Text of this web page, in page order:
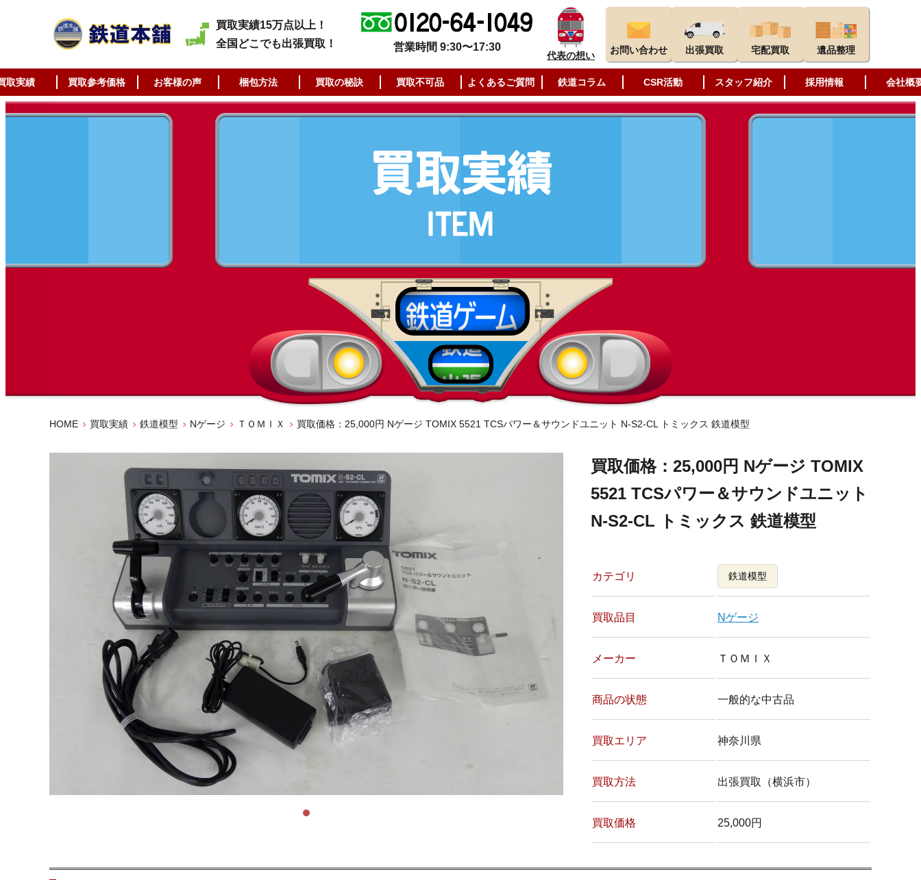
買取実績15万点以上！
全国どこでも出張買取！
営業時間 9:30〜17:30
代表の想い お問い合わせ 出張買取 宅配買取 遺品整理
取実績 買取参考価格 お客様の声 梱包方法 買取の秘訣 買取不可品 よくあるご質問 鉄道コラム CSR活動 スタッフ紹介 採用情報 会社概
HOME 買取実績 鉄道模型 Nゲージ ＴＯＭＩＸ 買取価格：25,000円 Nゲージ TOMIX 5521 TCSパワー＆サウンドユニット N-S2-CL トミックス 鉄道模型
買取価格：25,000円 Nゲージ TOMIX
5521 TCSパワー＆サウンドユニット
N-S2-CL トミックス 鉄道模型
カテゴリ 鉄道模型
買取品目 Nゲージ
メーカー ＴＯＭＩＸ
商品の状態 一般的な中古品
買取エリア 神奈川県
買取方法 出張買取（横浜市）
買取価格 25,000円